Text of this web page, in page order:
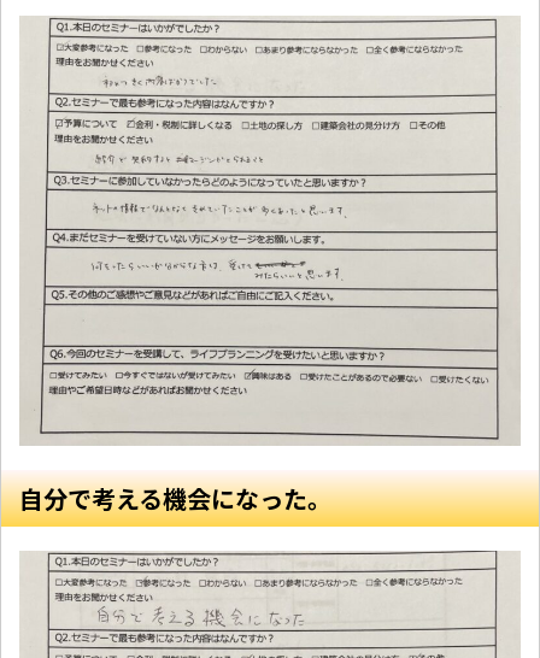
自分で考える機会になった。